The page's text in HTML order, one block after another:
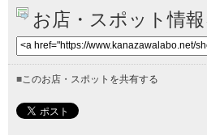
お店・スポット情
■ このお店・スポットを共有する